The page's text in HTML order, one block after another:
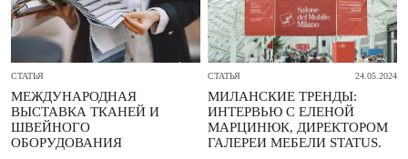
СТАТЬЯ
МЕЖДУНАРОДНАЯ
ВЫСТАВКА ТКАНЕЙ И
ШВЕЙНОГО
ОБОРУДОВАНИЯ
СТАТЬЯ 24.05.2024
МИЛАНСКИЕ ТРЕНДЫ:
ИНТЕРВЬЮ С ЕЛЕНОЙ
МАРЦИНЮК, ДИРЕКТОРОМ
ГАЛЕРЕИ МЕБЕЛИ STATUS.